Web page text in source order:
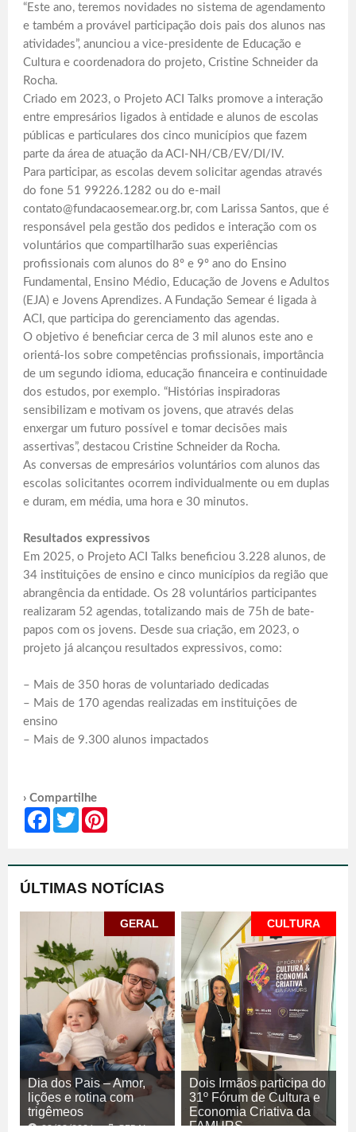
“Este ano, teremos novidades no sistema de agendamento
e também a provável participação dois pais dos alunos nas
atividades”, anunciou a vice-presidente de Educação e
Cultura e coordenadora do projeto, Cristine Schneider da
Rocha.
Criado em 2023, o Projeto ACI Talks promove a interação
entre empresários ligados à entidade e alunos de escolas
públicas e particulares dos cinco municípios que fazem
parte da área de atuação da ACI-NH/CB/EV/DI/IV.
Para participar, as escolas devem solicitar agendas através
do fone 51 99226.1282 ou do e-mail
contato@fundacaosemear.org.br, com Larissa Santos, que é
responsável pela gestão dos pedidos e interação com os
voluntários que compartilharão suas experiências
profissionais com alunos do 8º e 9º ano do Ensino
Fundamental, Ensino Médio, Educação de Jovens e Adultos
(EJA) e Jovens Aprendizes. A Fundação Semear é ligada à
ACI, que participa do gerenciamento das agendas.
O objetivo é beneficiar cerca de 3 mil alunos este ano e
orientá-los sobre competências profissionais, importância
de um segundo idioma, educação financeira e continuidade
dos estudos, por exemplo. “Histórias inspiradoras
sensibilizam e motivam os jovens, que através delas
enxergar um futuro possível e tomar decisões mais
assertivas”, destacou Cristine Schneider da Rocha.
As conversas de empresários voluntários com alunos das
escolas solicitantes ocorrem individualmente ou em duplas
e duram, em média, uma hora e 30 minutos.
Resultados expressivos
Em 2025, o Projeto ACI Talks beneficiou 3.228 alunos, de
34 instituições de ensino e cinco municípios da região que
abrangência da entidade. Os 28 voluntários participantes
realizaram 52 agendas, totalizando mais de 75h de bate-
papos com os jovens. Desde sua criação, em 2023, o
projeto já alcançou resultados expressivos, como:
– Mais de 350 horas de voluntariado dedicadas
– Mais de 170 agendas realizadas em instituições de
ensino
– Mais de 9.300 alunos impactados
› Compartilhe
Facebook
Twitter
ÚLTIMAS NOTÍCIAS
GERAL
Dia dos Pais – Amor,
lições e rotina com
trigêmeos
08/08/2026 GERAL
CULTURA
Dois Irmãos participa do
31º Fórum de Cultura e
Economia Criativa da
FAMURS